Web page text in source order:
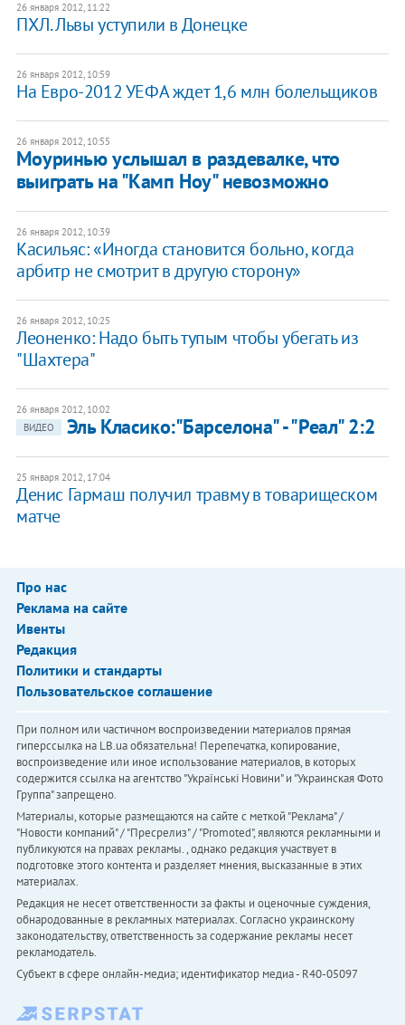
26 января 2012, 11:22
​ПХЛ. Львы уступили в Донецке
26 января 2012, 10:59
На Евро-2012 УЕФА ждет 1,6 млн болельщиков
26 января 2012, 10:55
Моуринью услышал в раздевалке, что
выиграть на "Камп Ноу" невозможно
26 января 2012, 10:39
Касильяс: «Иногда становится больно, когда
арбитр не смотрит в другую сторону»
26 января 2012, 10:25
​Леоненко: Надо быть тупым чтобы убегать из
"Шахтера"
26 января 2012, 10:02
ВИДЕО
Эль Класико:"Барселона" - "Реал" 2:2
25 января 2012, 17:04
Денис Гармаш получил травму в товарищеском
матче
Про нас
Реклама на сайте
Ивенты
Редакция
Политики и стандарты
Пользовательское соглашение
При полном или частичном воспроизведении материалов прямая
гиперссылка на LB.ua обязательна! Перепечатка, копирование,
воспроизведение или иное использование материалов, в которых
содержится ссылка на агентство "Українськi Новини" и "Украинская Фото
Группа" запрещено.
Материалы, которые размещаются на сайте с меткой "Реклама" /
"Новости компаний" / "Пресрелиз" / "Promoted", являются рекламными и
публикуются на правах рекламы. , однако редакция участвует в
подготовке этого контента и разделяет мнения, высказанные в этих
материалах.
Редакция не несет ответственности за факты и оценочные суждения,
обнародованные в рекламных материалах. Согласно украинскому
законодательству, ответственность за содержание рекламы несет
рекламодатель.
Субъект в сфере онлайн-медиа; идентификатор медиа - R40-05097